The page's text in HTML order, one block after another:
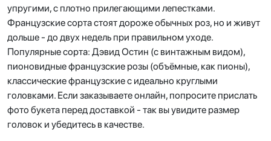
упругими, с плотно прилегающими лепестками.
Французские сорта стоят дороже обычных роз, но и живут
дольше - до двух недель при правильном уходе.
Популярные сорта: Дэвид Остин (с винтажным видом),
пионовидные французские розы (объёмные, как пионы),
классические французские с идеально круглыми
головками. Если заказываете онлайн, попросите прислать
фото букета перед доставкой - так вы увидите размер
головок и убедитесь в качестве.